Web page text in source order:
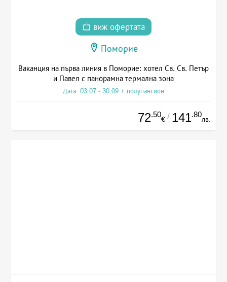
виж офертата
Поморие
Ваканция на първа линия в Поморие: хотел Св. Св. Петър
и Павел с панорамна термална зона
Дата: 03.07 - 30.09 + полупансион
72.50
€ / 141.80
лв.